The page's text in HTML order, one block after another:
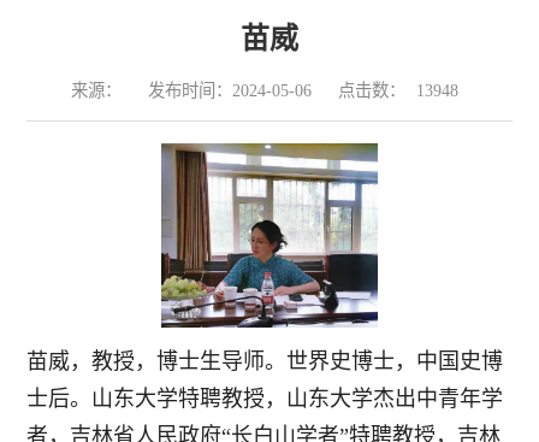
苗威
来源： 发布时间：2024-05-06 点击数： 13948
苗威，教授，博士生导师。世界史博士，中国史博
士后。山东大学特聘教授，山东大学杰出中青年学
者，吉林省人民政府“长白山学者”特聘教授，吉林